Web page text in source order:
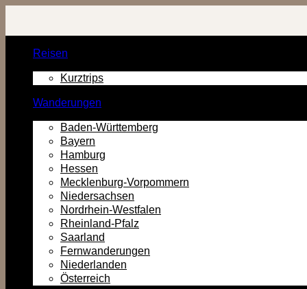
Inhalt
Reisen
Kurztrips
Wanderungen
Baden-Württemberg
Bayern
Hamburg
Hessen
Mecklenburg-Vorpommern
Niedersachsen
Nordrhein-Westfalen
Rheinland-Pfalz
Saarland
Fernwanderungen
Niederlanden
Österreich